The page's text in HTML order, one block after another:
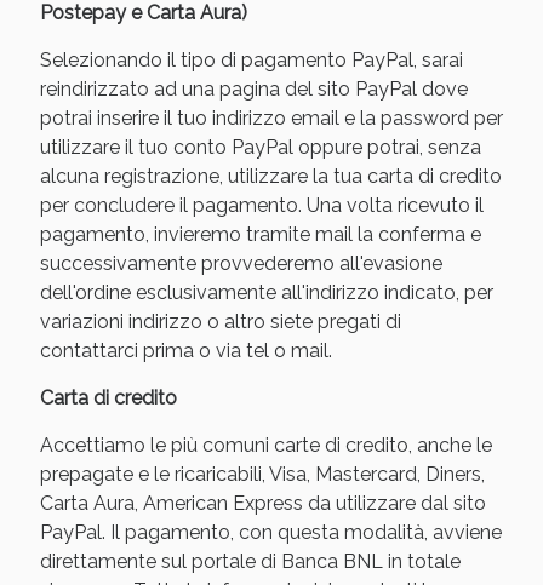
Postepay e Carta Aura)
Selezionando il tipo di pagamento PayPal, sarai
reindirizzato ad una pagina del sito PayPal dove
potrai inserire il tuo indirizzo email e la password per
utilizzare il tuo conto PayPal oppure potrai, senza
alcuna registrazione, utilizzare la tua carta di credito
per concludere il pagamento. Una volta ricevuto il
pagamento, invieremo tramite mail la conferma e
successivamente provvederemo all'evasione
dell'ordine esclusivamente all'indirizzo indicato, per
variazioni indirizzo o altro siete pregati di
contattarci prima o via tel o mail.
Carta di credito
Accettiamo le più comuni carte di credito, anche le
prepagate e le ricaricabili, Visa, Mastercard, Diners,
Carta Aura, American Express da utilizzare dal sito
PayPal. Il pagamento, con questa modalità, avviene
direttamente sul portale di Banca BNL in totale
Benessere Intestinale: Sconto fino al 55% valido